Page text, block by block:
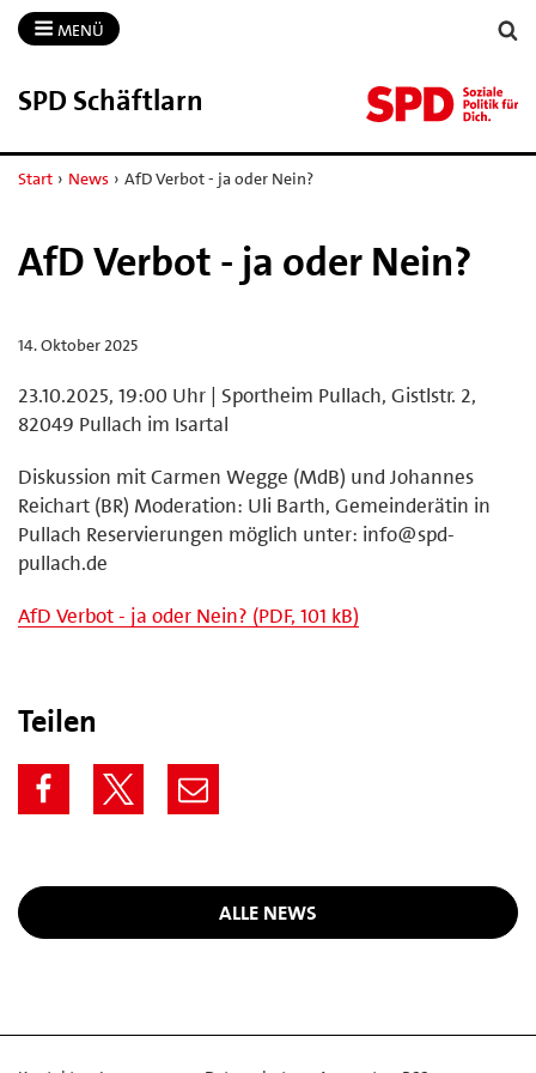
MENÜ
SPD Schäftlarn
Start › News › AfD Verbot - ja oder Nein?
AfD Verbot - ja oder Nein?
14. Oktober 2025
23.10.2025, 19:00 Uhr | Sportheim Pullach, Gistlstr. 2,
82049 Pullach im Isartal
Diskussion mit Carmen Wegge (MdB) und Johannes
Reichart (BR) Moderation: Uli Barth, Gemeinderätin in
Pullach Reservierungen möglich unter: info@spd-
pullach.de
AfD Verbot - ja oder Nein? (PDF, 101 kB)
Teilen
ALLE NEWS